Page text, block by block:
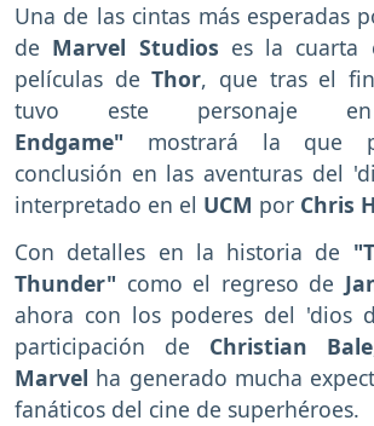
Una de las cintas más esperadas
de Marvel Studios es la cuarta
películas deThor, que tras el
tuvo este personaje
Endgame" mostrará la que
conclusión en las aventuras del
interpretado en el UCM por Chris
Con detalles en la historia de
Thunder" como el regreso de
ahora con los poderes del 'dios
participación de Christian Bale
Marvel ha generado mucha
fanáticos del cine de superhéroes.